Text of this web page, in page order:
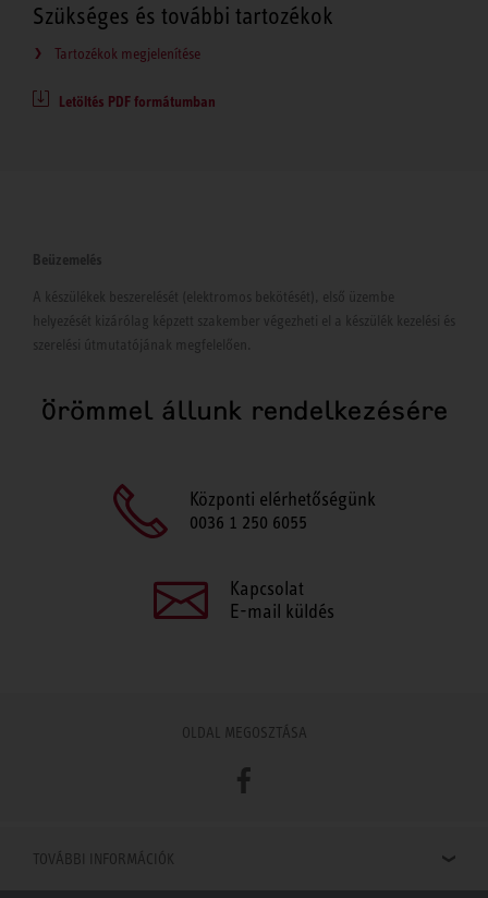
Szükséges és további tartozékok
Tartozékok megjelenítése
Letöltés PDF formátumban
Beüzemelés
A készülékek beszerelését (elektromos bekötését), első üzembe
helyezését kizárólag képzett szakember végezheti el a készülék kezelési és
szerelési útmutatójának megfelelően.
Örömmel állunk rendelkezésére
Központi elérhetőségünk
0036 1 250 6055
Kapcsolat
E-mail küldés
OLDAL MEGOSZTÁSA
Facebook
TOVÁBBI INFORMÁCIÓK